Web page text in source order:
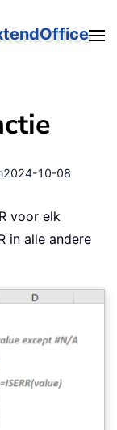
2024-10-08
voor elk
in alle andere